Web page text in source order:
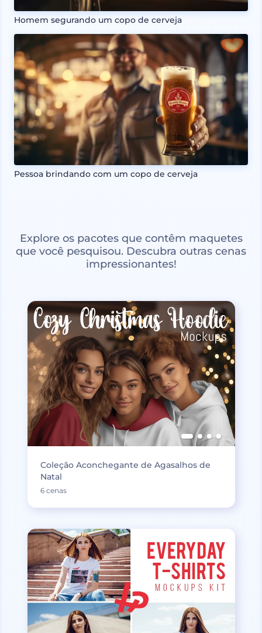
Homem segurando um copo de cerveja
Pessoa brindando com um copo de cerveja
Explore os pacotes que contêm maquetes
que você pesquisou. Descubra outras cenas
impressionantes!
Coleção Aconchegante de Agasalhos de
Natal
6 cenas